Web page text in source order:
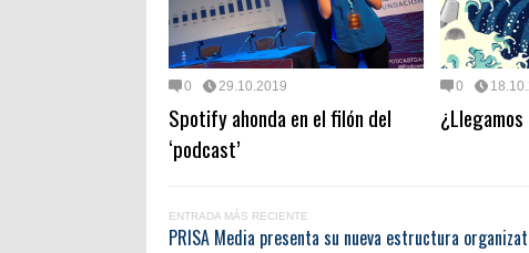
0 29.10.2019
Spotify ahonda en el filón del
‘podcast’
0
ENTRADA MÁS RECIENTE
PRISA Media presenta su nueva estructura